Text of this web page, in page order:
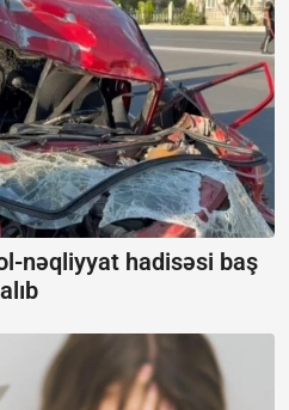
nəqliyyat hadisəsi baş